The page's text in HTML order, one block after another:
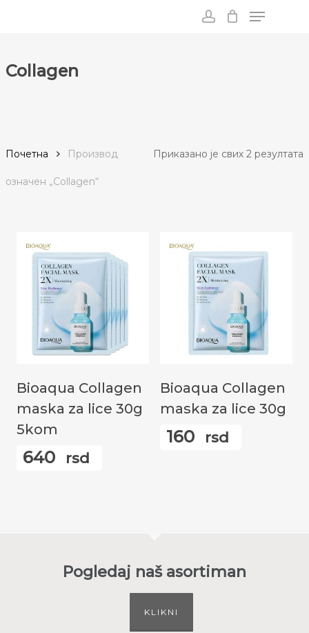
content
Menu
Collagen
Приказано је свих 2 резултата
Почетна Производ
oзначен „Collagen“
Bioaqua Collagen
maska za lice 30g
5kom
640 rsd
Bioaqua Collagen
maska za lice 30g
160 rsd
Pogledaj naš asortiman
KLIKNI